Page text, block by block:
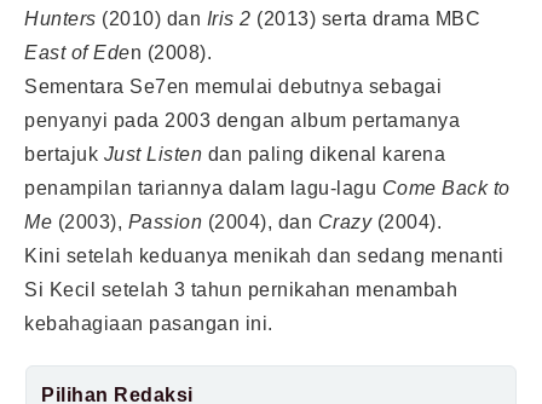
Hunters (2010) dan Iris 2 (2013) serta drama MBC
East of Eden (2008).
Sementara Se7en memulai debutnya sebagai
penyanyi pada 2003 dengan album pertamanya
bertajuk Just Listen dan paling dikenal karena
penampilan tariannya dalam lagu-lagu Come Back to
Me (2003), Passion (2004), dan Crazy(2004).
Kini setelah keduanya menikah dan sedang menanti
Si Kecil setelah 3 tahun pernikahan menambah
kebahagiaan pasangan ini.
Pilihan Redaksi